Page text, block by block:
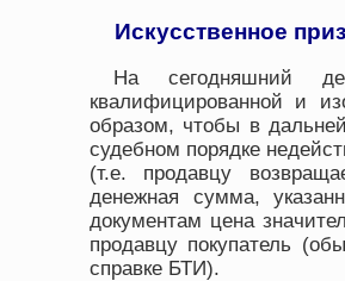
Искусственное
На сегодняшний
квалифицированной и
образом, чтобы в
судебном порядке
(т.е. продавцу
денежная сумма,
документам цена
продавцу покупатель
справке БТИ).